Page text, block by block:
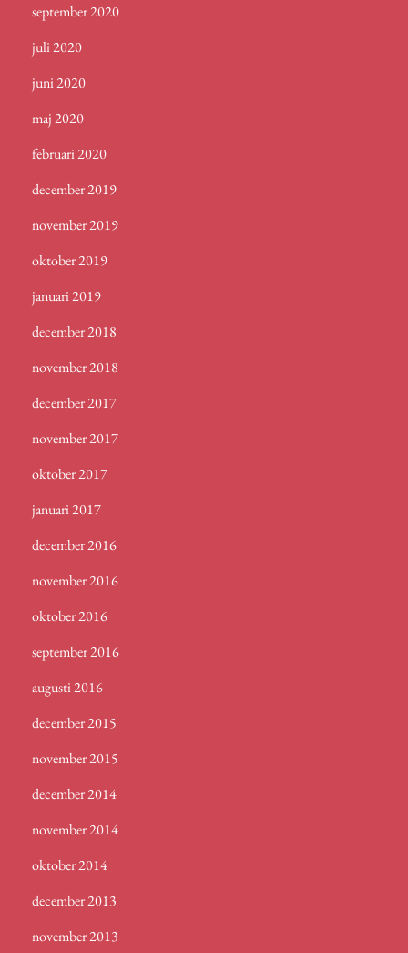
september 2020
juli 2020
juni 2020
maj 2020
februari 2020
december 2019
november 2019
oktober 2019
januari 2019
december 2018
november 2018
december 2017
november 2017
oktober 2017
januari 2017
december 2016
november 2016
oktober 2016
september 2016
augusti 2016
december 2015
november 2015
december 2014
november 2014
oktober 2014
december 2013
november 2013